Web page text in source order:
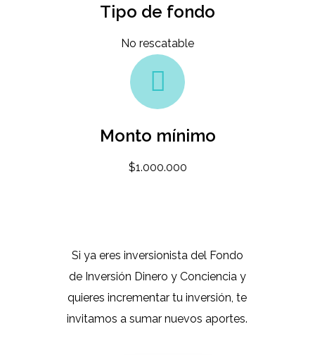
Tipo de fondo
No rescatable
Monto mínimo
$1.000.000
Si ya eres inversionista del Fondo
de Inversión Dinero y Conciencia y
quieres incrementar tu inversión, te
invitamos a sumar nuevos aportes.